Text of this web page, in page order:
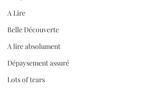
A Lire
Belle Découverte
A lire absolument
Dépaysement assuré
Lots of tears